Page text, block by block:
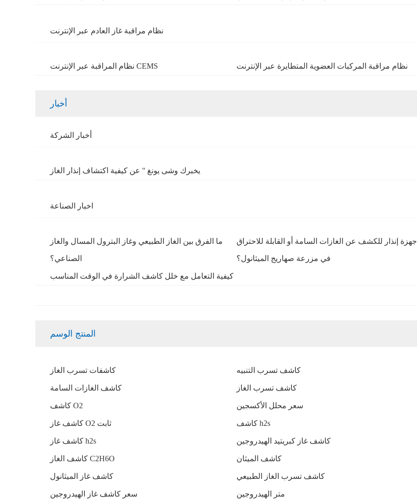
نظام مراقبة غاز العادم عبر الإنترنت
نظام المراقبة عبر الإنترنت CEMS نظام مراقبة المركبات العضوية المتطايرة عبر الإنترنت
أخبار
أخبار الشركة
يخبرك وشى يونغ '' عن كيفية اكتشاف إنذار الغاز
اخبار الصناعة
ما الفرق بين الغاز الطبيعي وغاز البترول المسال والغاز
الصناعي؟
أجهزة إنذار للكشف عن الغازات السامة أو القابلة للاحتراق
في مزرعة صهاريج الميثانول؟
كيفية التعامل مع خلل كاشف الشرارة في الوقت المناسب
المنتج الوسم
كاشفات تسرب الغاز كاشف تسرب التنبيه
كاشف الغازات السامة كاشف تسرب الغاز
كاشف O2 سعر محلل الأكسجين
كاشف غاز O2 ثابت كاشف h2s
كاشف غاز h2s كاشف غاز كبريتيد الهيدروجين
كاشف الغاز C2H6O كاشف الميثان
كاشف غاز الميثانول كاشف تسرب الغاز الطبيعي
سعر كاشف غاز الهيدروجين متر الهيدروجين